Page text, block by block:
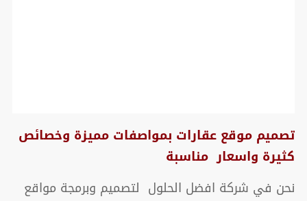
تصميم موقع عقارات بمواصفات مميزة وخصائص
كثيرة واسعار مناسبة
نحن في شركة افضل الحلول لتصميم وبرمجة مواقع